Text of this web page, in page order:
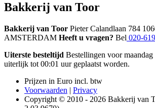
Bakkerij van Toor
Bakkerij van Toor Pieter Calandlaan 784
AMSTERDAM Heeft u vragen? Bel 020-
Uiterste besteltijd Bestellingen voor
uiterlijk tot 00:01 uur geplaatst worden.
Prijzen in Euro incl. btw
Voorwaarden | Privacy
Copyright © 2010 - 2026 Bakkerij van